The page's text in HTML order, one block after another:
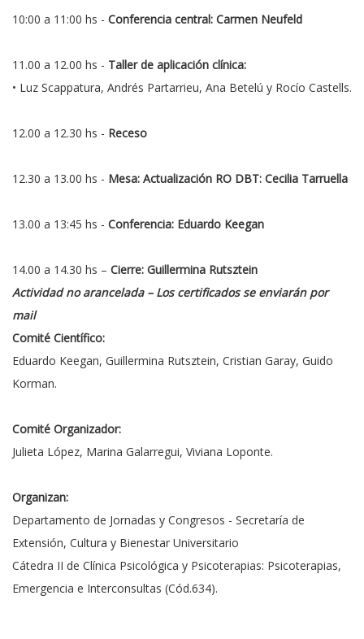
10:00 a 11:00 hs - Conferencia central: Carmen Neufeld
11.00 a 12.00 hs - Taller de aplicación clínica:
• Luz Scappatura, Andrés Partarrieu, Ana Betelú y Rocío Castells.
12.00 a 12.30 hs - Receso
12.30 a 13.00 hs - Mesa: Actualización RO DBT: Cecilia Tarruella
13.00 a 13:45 hs - Conferencia: Eduardo Keegan
14.00 a 14.30 hs – Cierre: Guillermina Rutsztein
Actividad no arancelada – Los certificados se enviarán por
mail
Comité Científico:
Eduardo Keegan, Guillermina Rutsztein, Cristian Garay, Guido
Korman.
Comité Organizador:
Julieta López, Marina Galarregui, Viviana Loponte.
Organizan:
Departamento de Jornadas y Congresos - Secretaría de
Extensión, Cultura y Bienestar Universitario
Cátedra II de Clínica Psicológica y Psicoterapias: Psicoterapias,
Emergencia e Interconsultas (Cód.634).